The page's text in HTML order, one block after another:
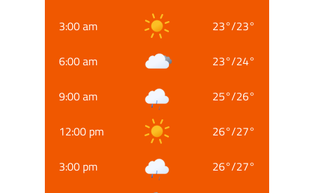
3:00 am 23°/23°
6:00 am 23°/24°
9:00 am 25°/26°
12:00 pm 26°/27°
3:00 pm 26°/27°